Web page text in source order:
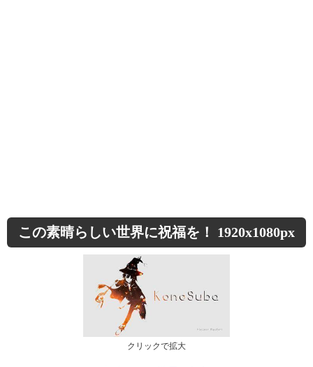
この素晴らしい世界に祝福を！ 1920x1080px
クリックで拡大